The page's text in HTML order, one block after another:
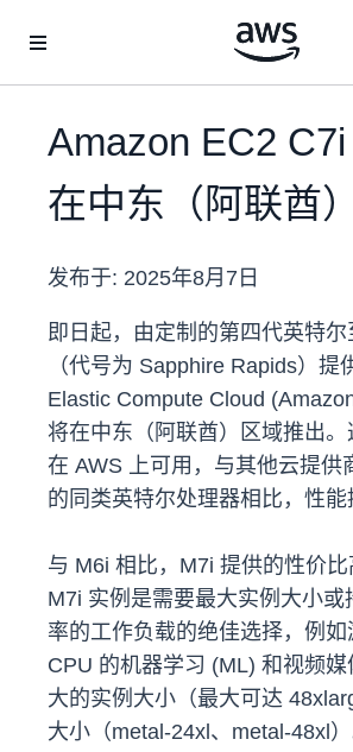
Amazon EC2
在中东（阿联酋
发布于: 2025年8月7日
即日起，由定制的第四代英特
（代号为 Sapphire Rapids）提
Elastic Compute Cloud
将在中东（阿联酋）区域推出
在 AWS 上可用，与其他云提供
的同类英特尔处理器相比，性能
与 M6i 相比，M7i 提供的性价比
M7i 实例是需要最大实例大小或
率的工作负载的绝佳选择，例
CPU 的机器学习 (ML) 和视频
大的实例大小（最大可达
大小（metal-24xl、metal-48xl